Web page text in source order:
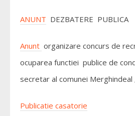
ANUNT DEZBATERE PUBLICA
Anunt organizare concurs de
ocuparea functiei publice de
secretar al comunei Merghindeal
Publicatie casatorie